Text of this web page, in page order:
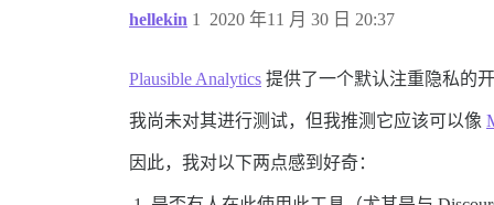
hellekin 2020 年11 月 30 日 20:37
1
Plausible Analytics 提供了一个默认注重隐私的
我尚未对其进行测试，但我推测它应该可以像
因此，我对以下两点感到好奇：